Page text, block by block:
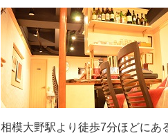
相模大野駅より徒歩7分ほどにあ